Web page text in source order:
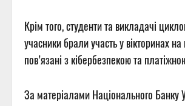
Крім того, студенти та викладачі
учасники брали участь у вікторинах
пов’язані з кібербезпекою та
За матеріалами Національного Банку